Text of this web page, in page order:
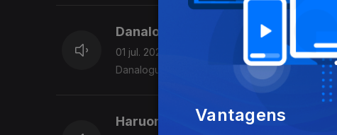
Danalogue
01 jul. 2026
Danalogue, álbum "Teleportations" (2026).
Haruomi HosonoVantagens